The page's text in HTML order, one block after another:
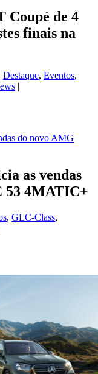
Coupé de 4
finais na
Destaque, Eventos,
|
as vendas
53 4MATIC+
, GLC-Class,
|